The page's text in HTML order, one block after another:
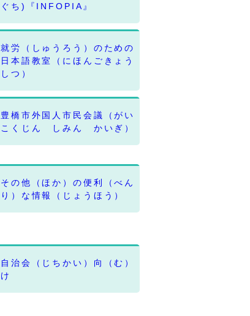
ぐち)『INFOPIA』
就労（しゅうろう）のための
日本語教室（にほんごきょう
しつ）
豊橋市外国人市民会議（がい
こくじん しみん かいぎ）
その他（ほか）の便利（べん
り）な情報（じょうほう）
自治会（じちかい）向（む）
け